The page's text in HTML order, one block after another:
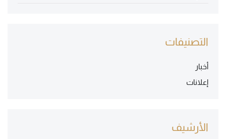
التصنيفات
أخبار
إعلانات
الأرشيف